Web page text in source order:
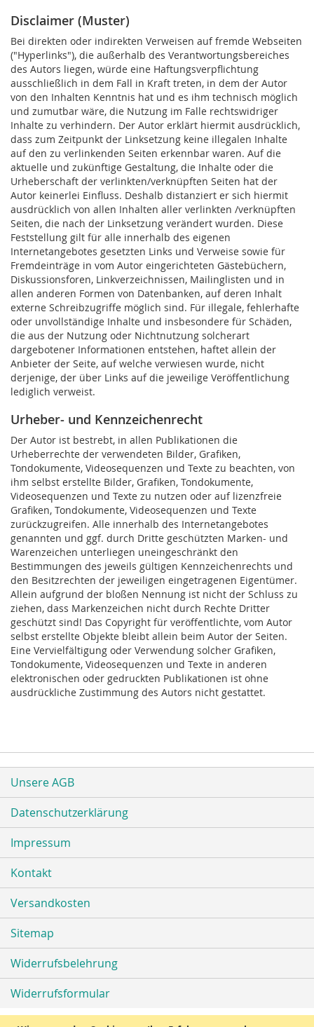
Disclaimer (Muster)
Bei direkten oder indirekten Verweisen auf fremde Webseiten
("Hyperlinks"), die außerhalb des Verantwortungsbereiches
des Autors liegen, würde eine Haftungsverpflichtung
ausschließlich in dem Fall in Kraft treten, in dem der Autor
von den Inhalten Kenntnis hat und es ihm technisch möglich
und zumutbar wäre, die Nutzung im Falle rechtswidriger
Inhalte zu verhindern. Der Autor erklärt hiermit ausdrücklich,
dass zum Zeitpunkt der Linksetzung keine illegalen Inhalte
auf den zu verlinkenden Seiten erkennbar waren. Auf die
aktuelle und zukünftige Gestaltung, die Inhalte oder die
Urheberschaft der verlinkten/verknüpften Seiten hat der
Autor keinerlei Einfluss. Deshalb distanziert er sich hiermit
ausdrücklich von allen Inhalten aller verlinkten /verknüpften
Seiten, die nach der Linksetzung verändert wurden. Diese
Feststellung gilt für alle innerhalb des eigenen
Internetangebotes gesetzten Links und Verweise sowie für
Fremdeinträge in vom Autor eingerichteten Gästebüchern,
Diskussionsforen, Linkverzeichnissen, Mailinglisten und in
allen anderen Formen von Datenbanken, auf deren Inhalt
externe Schreibzugriffe möglich sind. Für illegale, fehlerhafte
oder unvollständige Inhalte und insbesondere für Schäden,
die aus der Nutzung oder Nichtnutzung solcherart
dargebotener Informationen entstehen, haftet allein der
Anbieter der Seite, auf welche verwiesen wurde, nicht
derjenige, der über Links auf die jeweilige Veröffentlichung
lediglich verweist.
Urheber- und Kennzeichenrecht
Der Autor ist bestrebt, in allen Publikationen die
Urheberrechte der verwendeten Bilder, Grafiken,
Tondokumente, Videosequenzen und Texte zu beachten, von
ihm selbst erstellte Bilder, Grafiken, Tondokumente,
Videosequenzen und Texte zu nutzen oder auf lizenzfreie
Grafiken, Tondokumente, Videosequenzen und Texte
zurückzugreifen. Alle innerhalb des Internetangebotes
genannten und ggf. durch Dritte geschützten Marken- und
Warenzeichen unterliegen uneingeschränkt den
Bestimmungen des jeweils gültigen Kennzeichenrechts und
den Besitzrechten der jeweiligen eingetragenen Eigentümer.
Allein aufgrund der bloßen Nennung ist nicht der Schluss zu
ziehen, dass Markenzeichen nicht durch Rechte Dritter
geschützt sind! Das Copyright für veröffentlichte, vom Autor
selbst erstellte Objekte bleibt allein beim Autor der Seiten.
Eine Vervielfältigung oder Verwendung solcher Grafiken,
Tondokumente, Videosequenzen und Texte in anderen
elektronischen oder gedruckten Publikationen ist ohne
ausdrückliche Zustimmung des Autors nicht gestattet.
Unsere AGB
Datenschutzerklärung
Impressum
Kontakt
Versandkosten
Sitemap
Widerrufsbelehrung
Widerrufsformular